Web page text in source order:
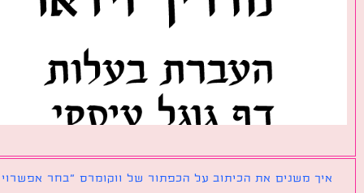
משנים את הכיתוב על הכפתור של ווקומרס ״בחר אפשרויות״